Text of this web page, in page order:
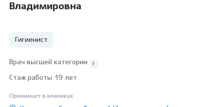
Владимировна
Гигиенист
Врач высшей категории
Стаж работы 19 лет
Принимает в клиниках